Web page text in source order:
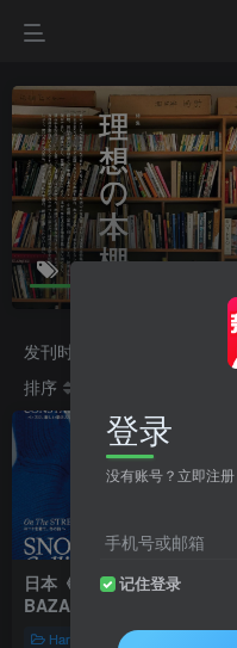
ハーパーズ バザー
发刊时间
排序
日本《Harper’s
BAZAAR（ハーパーズ バザ
ー）》女性时尚生活杂志
Harper’s BAZAAR（ハーパーズ
登录
没有账号？立即注册
手机号或邮箱
记住登录